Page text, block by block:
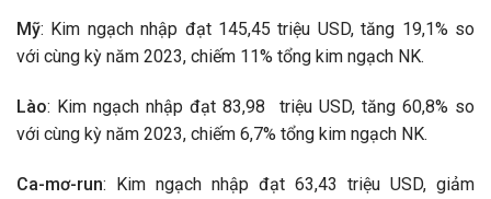
Mỹ: Kim ngạch nhập đạt 145,45 triệu USD, tăng 19,1% so
với cùng kỳ năm 2023, chiếm 11% tổng kim ngạch NK.
Lào: Kim ngạch nhập đạt 83,98 triệu USD, tăng 60,8% so
với cùng kỳ năm 2023, chiếm 6,7% tổng kim ngạch NK.
Ca-mơ-run: Kim ngạch nhập đạt 63,43 triệu USD, giảm